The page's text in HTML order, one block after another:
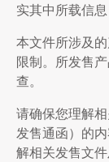
实其中所载信
本文件所涉及
限制。所发售
查。
请确保您理解
发售通函）的
解相关发售文